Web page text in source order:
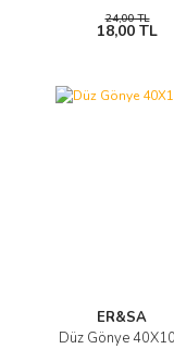
24,00 TL
18,00 TL
ER&SA
Düz Gönye